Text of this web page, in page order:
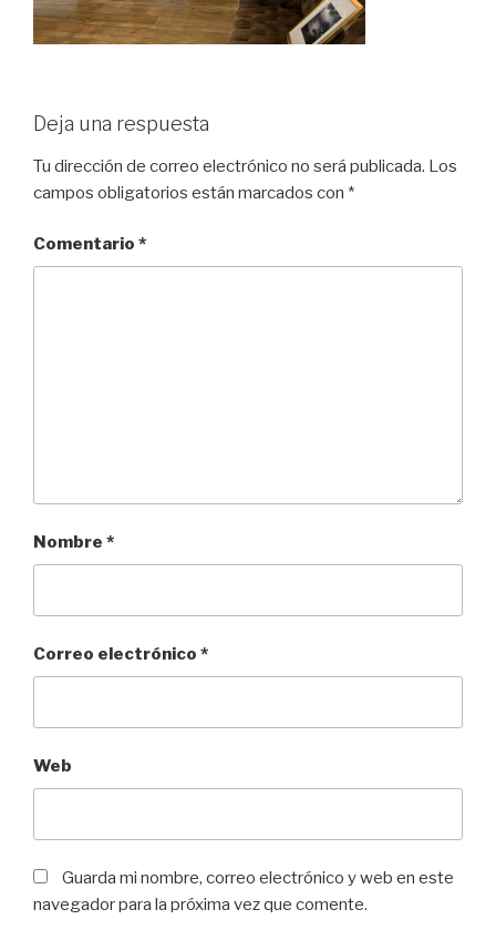
Deja una respuesta
Tu dirección de correo electrónico no será publicada. Los
campos obligatorios están marcados con *
Comentario *
Nombre *
Correo electrónico *
Web
Guarda mi nombre, correo electrónico y web en este
navegador para la próxima vez que comente.